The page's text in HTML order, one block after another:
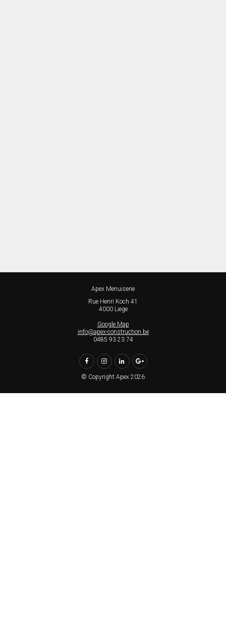
Apex Menuiserie
Rue Henri Koch 41
4000 Liege
Google Map
info@apex-construction.be
0485 93 23 74
© Copyright Apex 2026